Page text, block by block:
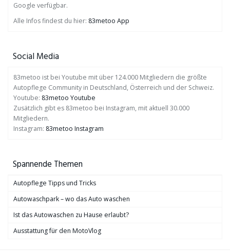
Google verfügbar.
Alle Infos findest du hier: 83metoo App
Social Media
83metoo ist bei Youtube mit über 124.000 Mitgliedern die größte
Autopflege Community in Deutschland, Österreich und der Schweiz.
Youtube: 83metoo Youtube
Zusätzlich gibt es 83metoo bei Instagram, mit aktuell 30.000
Mitgliedern.
Instagram: 83metoo Instagram
Spannende Themen
Autopflege Tipps und Tricks
Autowaschpark – wo das Auto waschen
Ist das Autowaschen zu Hause erlaubt?
Ausstattung für den MotoVlog